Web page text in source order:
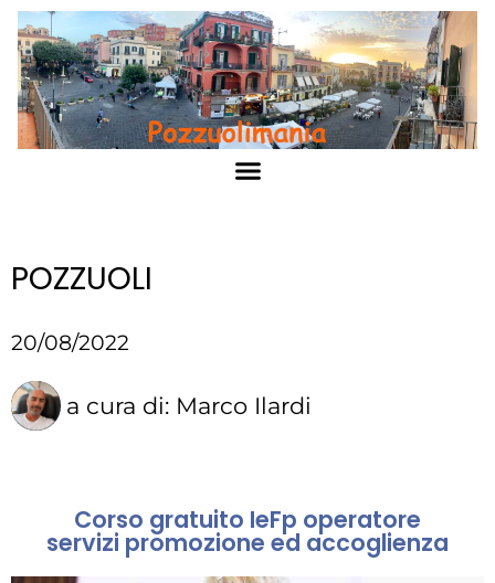
POZZUOLI
20/08/2022
a cura di: Marco Ilardi
Corso gratuito IeFp operatore
servizi promozione ed accoglienza